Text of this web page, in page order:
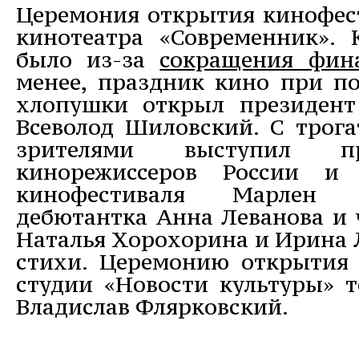
Церемония открытия
кинотеатра
было из-за сокращения
менее, праздник кино при
хлопушки открыл
Всеволод Шиловский. С
зрителями выступил
кинорежиссеров России и
кинофестиваля Марлен
дебютантка Анна Леванова
Наталья Хорохорина и Ирина
стихи. Церемонию открытия
студии «Новости культуры»
Владислав Флярковский.